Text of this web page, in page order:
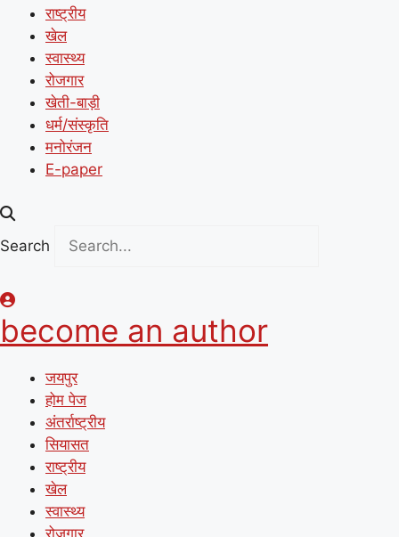
राष्ट्रीय
खेल
स्वास्थ्य
रोजगार
खेती-बाड़ी
धर्म/संस्कृति
मनोरंजन
E-paper
Search
become an author
जयपुर
होम पेज
अंतर्राष्ट्रीय
सियासत
राष्ट्रीय
खेल
स्वास्थ्य
रोजगार